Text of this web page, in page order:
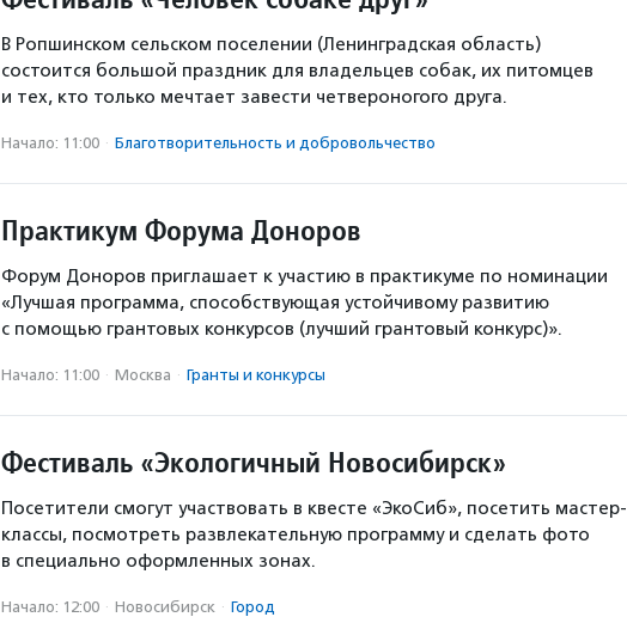
В Ропшинском сельском поселении (Ленинградская область)
состоится большой праздник для владельцев собак, их питомцев
и тех, кто только мечтает завести четвероногого друга.
Начало: 11:00 · Благотвори­тель­ность и доброволь­чест­во
Практикум Форума Доноров
Форум Доноров приглашает к участию в практикуме по номинации
«Лучшая программа, способствующая устойчивому развитию
с помощью грантовых конкурсов (лучший грантовый конкурс)».
Начало: 11:00 · Москва · Гранты и конкурсы
Фестиваль «Экологичный Новосибирск»
Посетители смогут участвовать в квесте «ЭкоСиб», посетить мастер-
классы, посмотреть развлекательную программу и сделать фото
в специально оформленных зонах.
Начало: 12:00 · Новосибирск · Город